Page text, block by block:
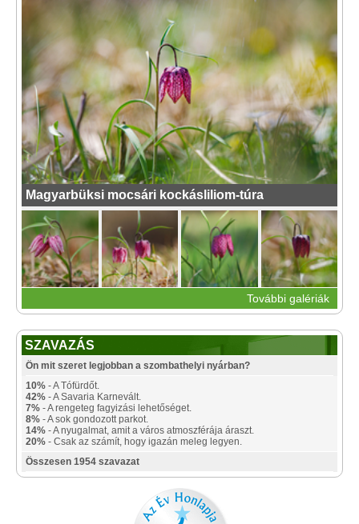
Magyarbüksi mocsári kockásliliom-túra
További galériák
SZAVAZÁS
Ön mit szeret legjobban a szombathelyi nyárban?
10% - A Tófürdőt.
42% - A Savaria Karnevált.
7% - A rengeteg fagyizási lehetőséget.
8% - A sok gondozott parkot.
14% - A nyugalmat, amit a város atmoszférája áraszt.
20% - Csak az számít, hogy igazán meleg legyen.
Összesen 1954 szavazat